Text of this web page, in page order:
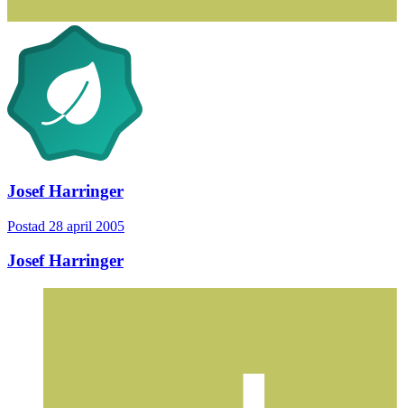
Josef Harringer
Postad 28 april 2005
Josef Harringer